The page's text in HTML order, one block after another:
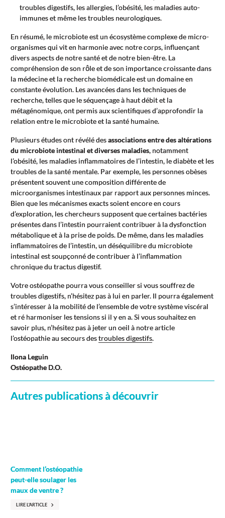
troubles digestifs, les allergies, l’obésité, les maladies auto-
immunes et même les troubles neurologiques.
En résumé, le microbiote est un écosystème complexe de micro-
organismes qui vit en harmonie avec notre corps, influençant
divers aspects de notre santé et de notre bien-être. La
compréhension de son rôle et de son importance croissante dans
la médecine et la recherche biomédicale est un domaine en
constante évolution. Les avancées dans les techniques de
recherche, telles que le séquençage à haut débit et la
métagénomique, ont permis aux scientifiques d’approfondir la
relation entre le microbiote et la santé humaine.
Plusieurs études ont révélé desassociations entre des altérations
du microbiote intestinal et diverses maladies, notamment
l’obésité, les maladies inflammatoires de l’intestin, le diabète et les
troubles de la santé mentale. Par exemple, les personnes obèses
présentent souvent une composition différente de
microorganismes intestinaux par rapport aux personnes minces.
Bien que les mécanismes exacts soient encore en cours
d’exploration, les chercheurs supposent que certaines bactéries
présentes dans l’intestin pourraient contribuer à la dysfonction
métabolique et à la prise de poids. De même, dans les maladies
inflammatoires de l’intestin, un déséquilibre du microbiote
intestinal est soupçonné de contribuer à l’inflammation
chronique du tractus digestif.
Votre ostéopathe pourra vous conseiller si vous souffrez de
troubles digestifs, n’hésitez pas à lui en parler. Il pourra également
s’intéresser à la mobilité de l’ensemble de votre système viscéral
et ré harmoniser les tensions si il y en a. Si vous souhaitez en
savoir plus, n’hésitez pas à jeter un oeil à notre article
l’ostéopathie au secours destroubles digestifs.
Ilona Leguin
Ostéopathe D.O.
Autres publications à découvrir
Comment l’ostéopathie
peut-elle soulager les
maux de ventre ?
LIRE L'ARTICLE